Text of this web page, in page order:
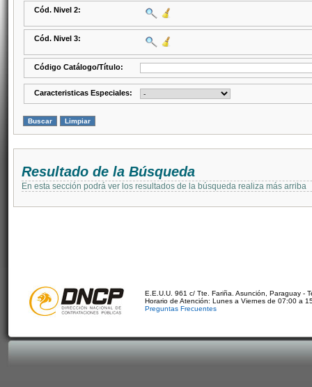
Cód. Nivel 2:
Cód. Nivel 3:
Código Catálogo/Título:
Caracteristicas Especiales:
Resultado de la Búsqueda
En esta sección podrá ver los resultados de la búsqueda realiza más arriba
E.E.U.U. 961 c/ Tte. Fariña. Asunción, Paraguay -
Horario de Atención: Lunes a Viernes de 07:00 a
Preguntas Frecuentes